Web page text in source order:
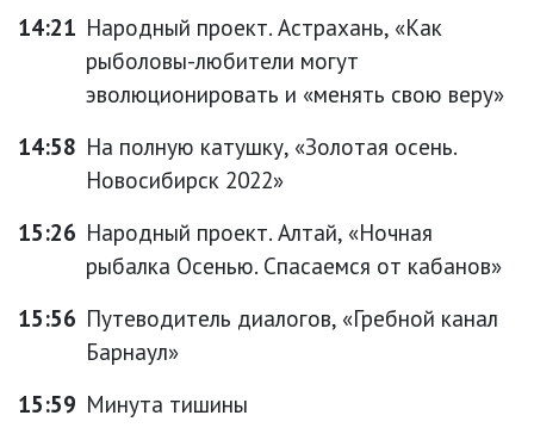
14:21 Народный проект. Астрахань, «Как
рыболовы-любители могут
эволюционировать и «менять свою веру»
14:58 На полную катушку, «Золотая осень.
Новосибирск 2022»
15:26 Народный проект. Алтай, «Ночная
рыбалка Осенью. Спасаемся от кабанов»
15:56 Путеводитель диалогов, «Гребной канал
Барнаул»
15:59 Минута тишины